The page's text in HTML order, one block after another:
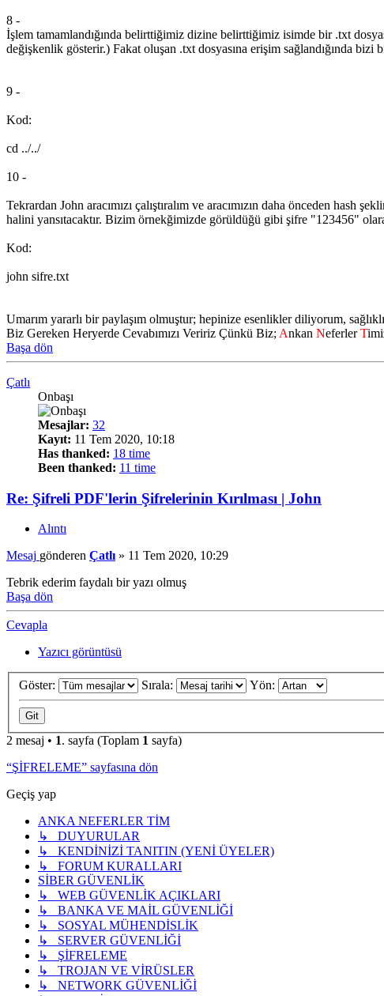
8 -
İşlem tamamlandığında belirttiğimiz dizine belirttiğimiz isimde bir .txt
değişkenlik gösterir.) Fakat oluşan .txt dosyasına erişim sağlandığında bizi
9 -
Kod:
cd ../../
10 -
Tekrardan John aracımızı çalıştıralım ve aracımızın daha önceden
halini yansıtacaktır. Bizim örnekğimizde görüldüğü gibi şifre "123456"
Kod:
john sifre.txt
Umarım yararlı bir paylaşım olmuştur; hepinize esenlikler diliyorum,
Biz Gereken Heryerde Cevabımızı Veririz Çünkü Biz; Ankan NeferlerT
Başa dön
Çatlı
Onbaşı
Mesajlar: 32
Kayıt: 11 Tem 2020, 10:18
Has thanked: 18 time
Been thanked: 11 time
Re: Şifreli PDF'lerin Şifrelerinin Kırılması | John
Alıntı
Mesaj gönderen Çatlı » 11 Tem 2020, 10:29
Tebrik ederim faydalı bir yazı olmuş
Başa dön
Cevapla
Yazıcı görüntüsü
Göster: Sırala: Yön:
2 mesaj • 1. sayfa (Toplam 1 sayfa)
“ŞİFRELEME” sayfasına dön
Geçiş yap
ANKA NEFERLER TİM
↳ DUYURULAR
↳ KENDİNİZİ TANITIN (YENİ ÜYELER)
↳ FORUM KURALLARI
SİBER GÜVENLİK
↳ WEB GÜVENLİK AÇIKLARI
↳ BANKA VE MAİL GÜVENLİĞİ
↳ SOSYAL MÜHENDİSLİK
↳ SERVER GÜVENLİĞİ
↳ ŞİFRELEME
↳ TROJAN VE VİRÜSLER
↳ NETWORK GÜVENLİĞİ